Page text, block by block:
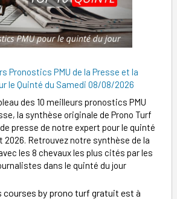
Pronostics PMU de la Presse et la
le Quinté du Samedi 08/08/2026
des 10 meilleurs pronostics PMU
la synthèse originale de Prono Turf
presse de notre expert pour le quinté
2026. Retrouvez notre synthèse de la
les 8 chevaux les plus cités par les
dans le quinté du jour
courses by prono turf gratuit est à